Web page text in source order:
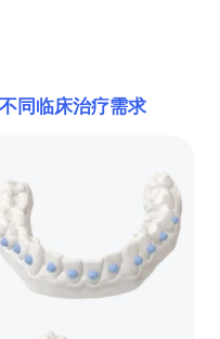
同临床治疗需求